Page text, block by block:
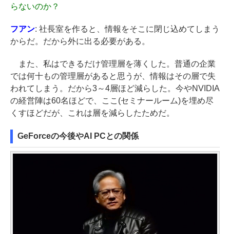
らないのか？
フアン: 社長室を作ると、情報をそこに閉じ込めてしまう
からだ。だから外に出る必要がある。
また、私はできるだけ管理層を薄くした。普通の企業
では何十もの管理層があると思うが、情報はその層で失
われてしまう。だから3～4層ほど減らした。今やNVIDIA
の経営陣は60名ほどで、ここ(セミナールーム)を埋め尽
くすほどだが、これは層を減らしたためだ。
GeForceの今後やAI PCとの関係